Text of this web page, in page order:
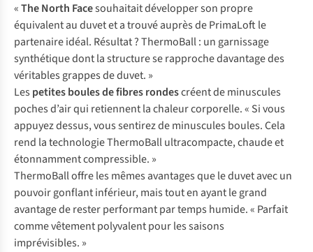
«The North Facesouhaitait développer son propre
équivalent au duvet et a trouvé auprès de PrimaLoft le
partenaire idéal. Résultat ? ThermoBall : un garnissage
synthétique dont la structure se rapproche davantage des
véritables grappes de duvet. »
Les petites boules de fibres rondescréent de minuscules
poches d’air qui retiennent la chaleur corporelle. « Si vous
appuyez dessus, vous sentirez de minuscules boules. Cela
rend la technologie ThermoBall ultracompacte, chaude et
étonnamment compressible. »
ThermoBall offre les mêmes avantages que le duvet avec un
pouvoir gonflant inférieur, mais tout en ayant le grand
avantage de rester performant par temps humide. « Parfait
comme vêtement polyvalent pour les saisons
imprévisibles. »